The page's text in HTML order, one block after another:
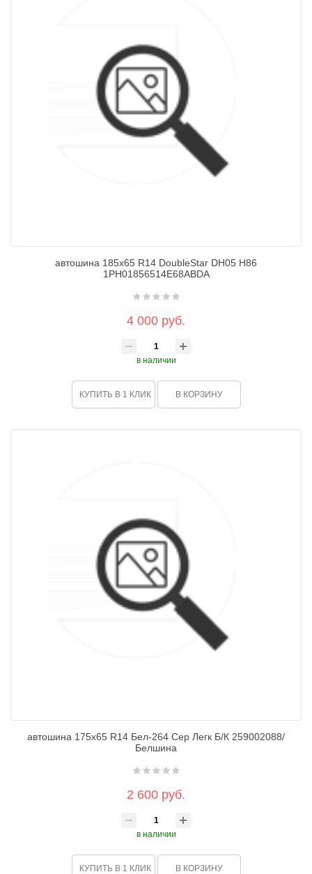
автошина 185х65 R14 DoubleStar DH05 H86
1PH01856514E68ABDA
4 000 руб.
в наличии
КУПИТЬ В 1 КЛИК В КОРЗИНУ
автошина 175х65 R14 Бел-264 Сер Легк Б/К 259002088/
Белшина
2 600 руб.
в наличии
КУПИТЬ В 1 КЛИК В КОРЗИНУ